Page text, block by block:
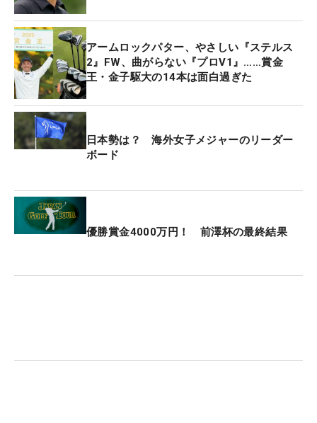
アームロックパター、やさしい『ステルス
2』FW、曲がらない『プロV1』……賞金
王・金子駆大の14本は面白過ぎた
日本勢は？ 海外女子メジャーのリーダー
ボード
優勝賞金4000万円！ 前澤杯の最終結果